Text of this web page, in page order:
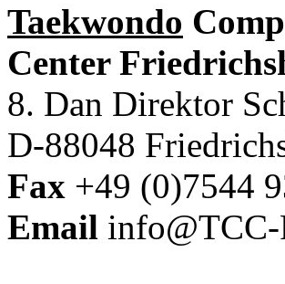
Taekwondo
Center
8. Dan Direktor
D-88048
Fax +49 (0)7544
Email info@TCC-